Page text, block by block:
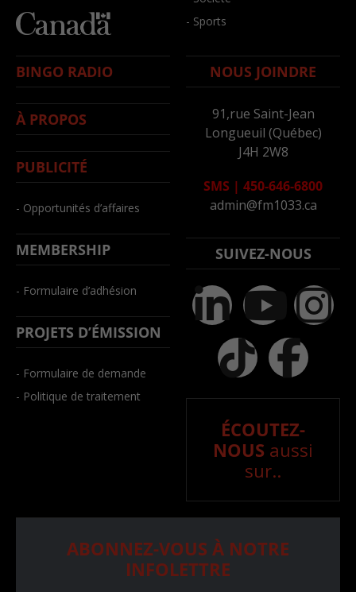
- Sports
BINGO RADIO
À PROPOS
PUBLICITÉ
- Opportunités d’affaires
MEMBERSHIP
- Formulaire d’adhésion
PROJETS D’ÉMISSION
- Formulaire de demande
- Politique de traitement
NOUS JOINDRE
91,rue Saint-Jean
Longueuil (Québec)
J4H 2W8
SMS | 450-646-6800
admin@fm1033.ca
SUIVEZ-NOUS
ÉCOUTEZ-
NOUS aussi
sur..
ABONNEZ-VOUS À NOTRE
INFOLETTRE